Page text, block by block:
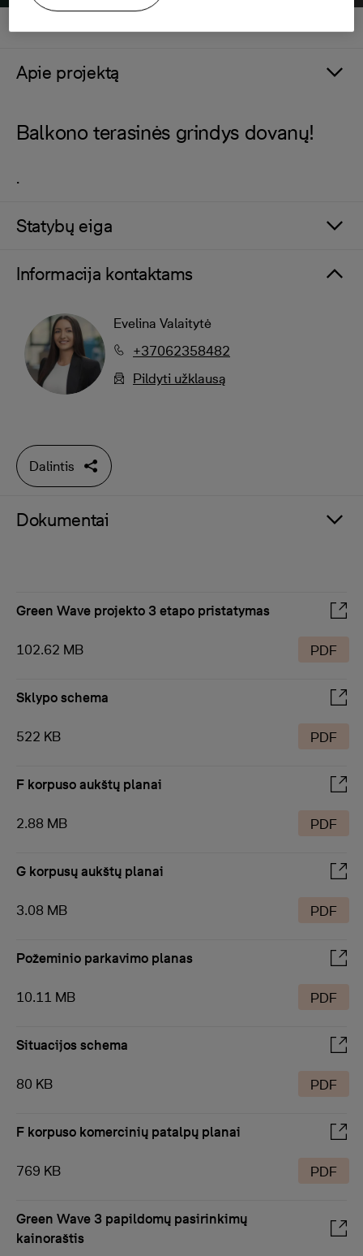
Apie projektą
Balkono terasinės grindys dovanų!
.
Statybų eiga
Informacija kontaktams
Evelina Valaitytė
+37062358482
Pildyti užklausą
Dalintis
Dokumentai
Green Wave projekto 3 etapo pristatymas
102.62 MB PDF
Sklypo schema
522 KB PDF
F korpuso aukštų planai
2.88 MB PDF
G korpusų aukštų planai
3.08 MB PDF
Požeminio parkavimo planas
10.11 MB PDF
Situacijos schema
80 KB PDF
F korpuso komercinių patalpų planai
769 KB PDF
Green Wave 3 papildomų pasirinkimų
kainoraštis